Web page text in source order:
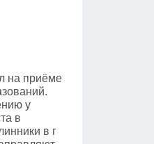
на приёме
у
в
в г